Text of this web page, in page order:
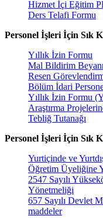
Hizmet İçi Eğitim
Ders Telafi Formu
Personel İşleri İçin Sık
Yıllık İzin Formu
Mal Bildirim
Resen
Bölüm İdari
Yıllık İzin Formu
Araştırma
Tebliğ Tutanağı
Personel İşleri İçin Sık
Yurtiçinde ve
Öğretim Üyeliğine
2547 Sayılı
Yönetmeliği
657 Sayılı Devlet
maddeler